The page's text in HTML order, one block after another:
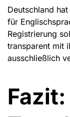
Deutschland
für
Registrierung
transparent mit
ausschließlich